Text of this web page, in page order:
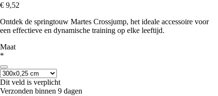
€ 9,52
Ontdek de springtouw Martes Crossjump, het ideale accessoire voor
een effectieve en dynamische training op elke leeftijd.
Maat
*
Dit veld is verplicht
Verzonden binnen 9 dagen